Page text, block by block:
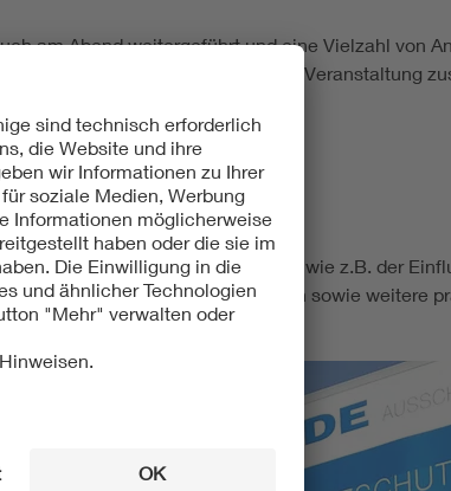
am Abend weitergeführt und eine Vielzahl von
konnten zum Abschluss der Veranstaltung
Empfehlungen fehlen, wie z.B. der
Die Beantwortung dieser Fragen sowie weitere
erarbeitet werden.